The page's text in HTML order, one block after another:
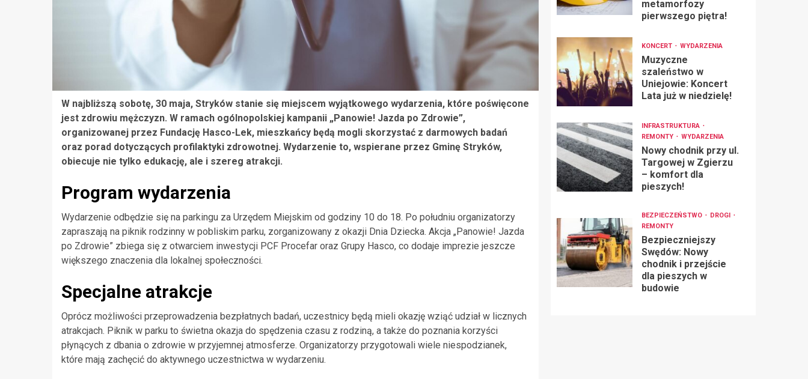
W najbliższą sobotę, 30 maja, Stryków stanie się miejscem wyjątkowego wydarzenia, które poświęcone
jest zdrowiu mężczyzn. W ramach ogólnopolskiej kampanii „Panowie! Jazda po Zdrowie”,
organizowanej przez Fundację Hasco-Lek, mieszkańcy będą mogli skorzystać z darmowych badań
oraz porad dotyczących profilaktyki zdrowotnej. Wydarzenie to, wspierane przez Gminę Stryków,
obiecuje nie tylko edukację, ale i szereg atrakcji.
Program wydarzenia
Wydarzenie odbędzie się na parkingu za Urzędem Miejskim od godziny 10 do 18. Po południu organizatorzy
zapraszają na piknik rodzinny w pobliskim parku, zorganizowany z okazji Dnia Dziecka. Akcja „Panowie! Jazda
po Zdrowie” zbiega się z otwarciem inwestycji PCF Procefar oraz Grupy Hasco, co dodaje imprezie jeszcze
większego znaczenia dla lokalnej społeczności.
Specjalne atrakcje
Oprócz możliwości przeprowadzenia bezpłatnych badań, uczestnicy będą mieli okazję wziąć udział w licznych
atrakcjach. Piknik w parku to świetna okazja do spędzenia czasu z rodziną, a także do poznania korzyści
płynących z dbania o zdrowie w przyjemnej atmosferze. Organizatorzy przygotowali wiele niespodzianek,
które mają zachęcić do aktywnego uczestnictwa w wydarzeniu.
metamorfozy
pierwszego piętra!
KONCERT WYDARZENIA
Muzyczne
szaleństwo w
Uniejowie: Koncert
Lata już w niedzielę!
INFRASTRUKTURA
REMONTY
WYDARZENIA
Nowy chodnik przy ul.
Targowej w Zgierzu
– komfort dla
pieszych!
BEZPIECZEŃSTWO
DROGI
REMONTY
Bezpieczniejszy
Swędów: Nowy
chodnik i przejście
dla pieszych w
budowie